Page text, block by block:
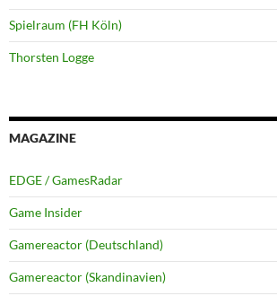
Spielraum (FH Köln)
Thorsten Logge
MAGAZINE
EDGE / GamesRadar
Game Insider
Gamereactor (Deutschland)
Gamereactor (Skandinavien)